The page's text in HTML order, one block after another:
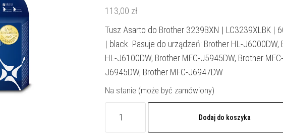
113,00 zł
Tusz Asarto do Brother 3239BXN | LC3239XLBK |
| black. Pasuje do urządzeń: Brother HL-J6000DW,
HL-J6100DW, Brother MFC-J5945DW, Brother MFC-
J6945DW, Brother MFC-J6947DW
Na stanie (może być zamówiony)
Tusz
Dodaj do koszyka